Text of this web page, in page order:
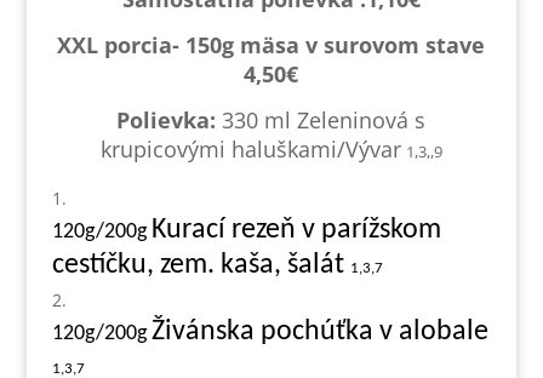
XXL porcia- 150g mäsa v surovom stave
4,50€
Polievka:330 ml Zeleninová s
krupicovými haluškami/Vývar 1,3,,9
120g/200g Kurací rezeň v parížskom
cestíčku, zem. kaša, šalát 1,3,7
120g/200gŽivánska pochúťka v alobale
1,3,7